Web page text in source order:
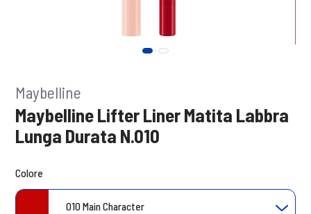
Maybelline
Maybelline Lifter Liner Matita Labbra
Lunga Durata N.010
Colore
010 Main Character